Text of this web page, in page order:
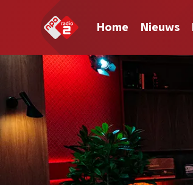
Home Nieuws